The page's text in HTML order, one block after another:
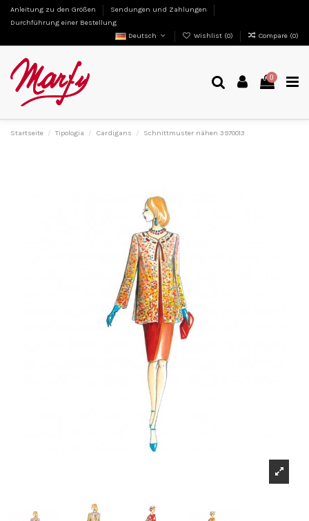
Anleitung zu den Größen
Sendungen und Zahlungen
Durchführung einer Bestellung
Deutsch
Wishlist (0) Compare (0)
0
Startseite Tipologia Cardigans Schnittmuster nähen 3970013